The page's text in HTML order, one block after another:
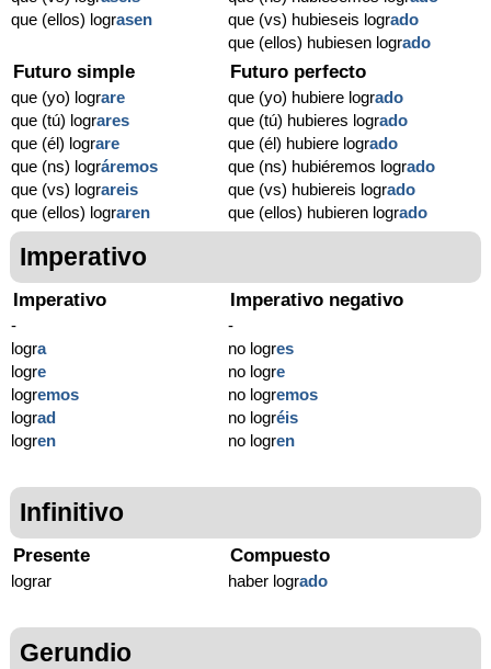
que (ellos) lograsen
que (vs) hubieseis logrado
que (ellos) hubiesen logrado
Futuro simple
que (yo) lograre
que (tú) lograres
que (él) lograre
que (ns) lográremos
que (vs) lograreis
que (ellos) lograren
Futuro perfecto
que (yo) hubiere logrado
que (tú) hubieres logrado
que (él) hubiere logrado
que (ns) hubiéremos logrado
que (vs) hubiereis logrado
que (ellos) hubieren logrado
Imperativo
Imperativo
-
logra
logre
logremos
lograd
logren
Imperativo negativo
-
no logres
no logre
no logremos
no logréis
no logren
Infinitivo
Presente
lograr
Compuesto
haber logrado
Gerundio